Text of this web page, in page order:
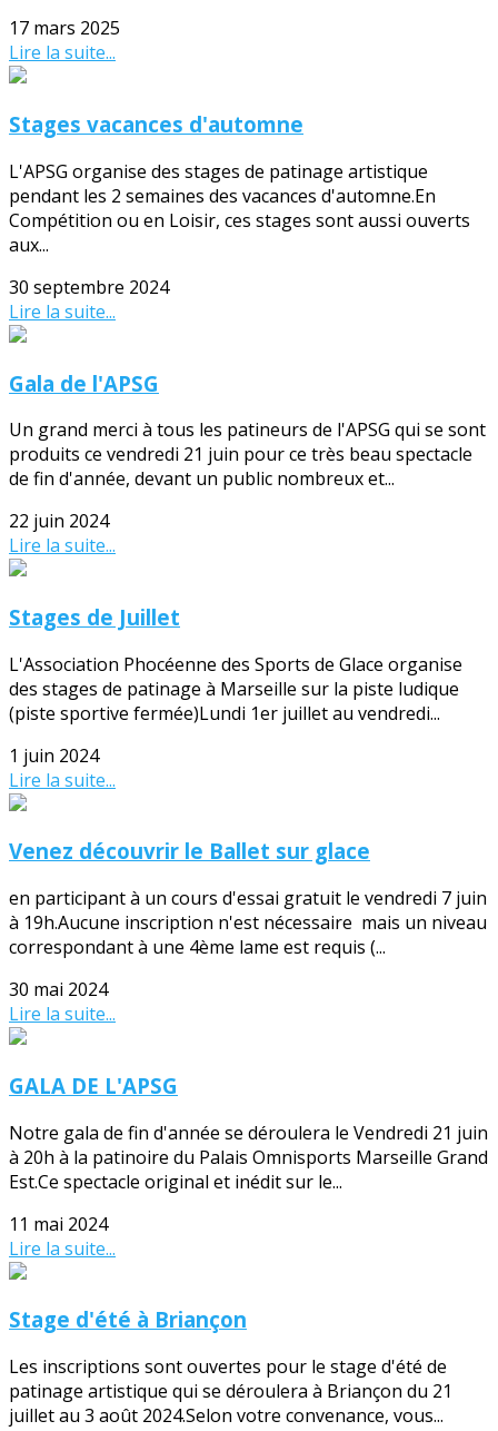
17 mars 2025
Lire la suite...
Stages vacances d'automne
L'APSG organise des stages de patinage artistique
pendant les 2 semaines des vacances d'automne.En
Compétition ou en Loisir, ces stages sont aussi ouverts
aux...
30 septembre 2024
Lire la suite...
Gala de l'APSG
Un grand merci à tous les patineurs de l'APSG qui se sont
produits ce vendredi 21 juin pour ce très beau spectacle
de fin d'année, devant un public nombreux et...
22 juin 2024
Lire la suite...
Stages de Juillet
L'Association Phocéenne des Sports de Glace organise
des stages de patinage à Marseille sur la piste ludique
(piste sportive fermée)Lundi 1er juillet au vendredi...
1 juin 2024
Lire la suite...
Venez découvrir le Ballet sur glace
en participant à un cours d'essai gratuit le vendredi 7 juin
à 19h.Aucune inscription n'est nécessaire mais un niveau
correspondant à une 4ème lame est requis (...
30 mai 2024
Lire la suite...
GALA DE L'APSG
Notre gala de fin d'année se déroulera le Vendredi 21 juin
à 20h à la patinoire du Palais Omnisports Marseille Grand
Est.Ce spectacle original et inédit sur le...
11 mai 2024
Lire la suite...
Stage d'été à Briançon
Les inscriptions sont ouvertes pour le stage d'été de
patinage artistique qui se déroulera à Briançon du 21
juillet au 3 août 2024.Selon votre convenance, vous...